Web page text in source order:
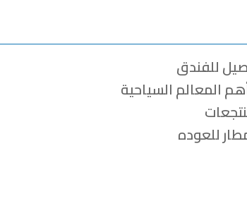
للفندق
المعالم السياحية
للعوده